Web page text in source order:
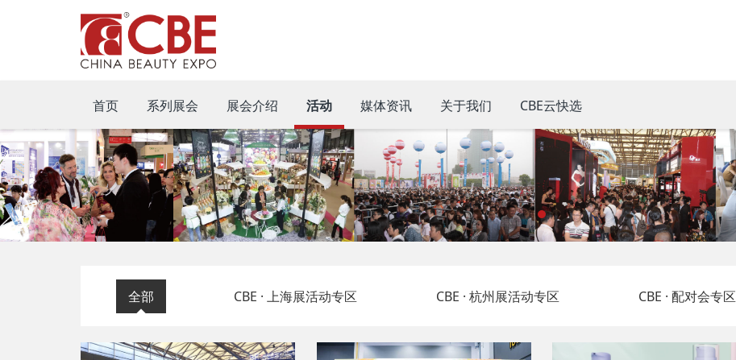
首页 系列展会 展会介绍 活动 媒体资讯 关于我们 CBE云快选
全部 CBE · 上海展活动专区 CBE · 杭州展活动专区 CBE · 配对会专区